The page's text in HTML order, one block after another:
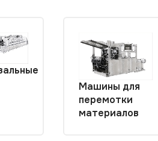
Машины для
перемотки
материалов